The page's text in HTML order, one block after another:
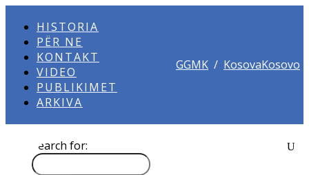
HISTORIA
PËR NE
KONTAKT
VIDEO
PUBLIKIMET
ARKIVA
GGMK / KosovaKosovo
Search for: